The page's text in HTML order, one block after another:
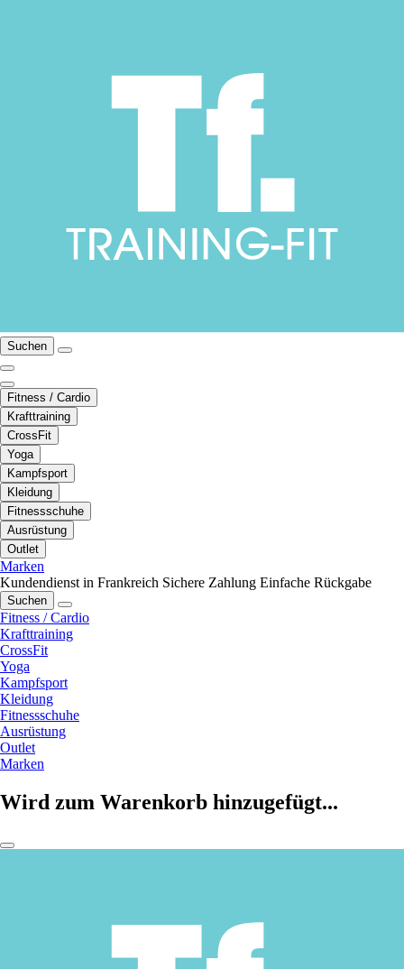
Suchen
Fitness / Cardio
Krafttraining
CrossFit
Yoga
Kampfsport
Kleidung
Fitnessschuhe
Ausrüstung
Outlet
Marken
Kundendienst in Frankreich Sichere Zahlung Einfache Rückgabe
Suchen
Fitness / Cardio
Krafttraining
CrossFit
Yoga
Kampfsport
Kleidung
Fitnessschuhe
Ausrüstung
Outlet
Marken
Wird zum Warenkorb hinzugefügt...